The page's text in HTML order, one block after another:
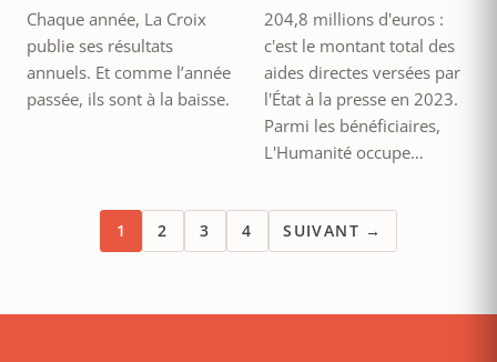
Chaque année, La Croix
publie ses résultats
annuels. Et comme l’année
passée, ils sont à la baisse.
204,8 millions d'euros :
c'est le montant total des
aides directes versées par
l'État à la presse en 2023.
Parmi les bénéficiaires,
L'Humanité occupe…
1 2 3 4 SUIVANT →